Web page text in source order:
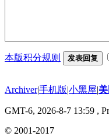
本版积分规则 发表回复
Archiver|手机版|小黑屋|
GMT-6, 2026-8-7 13:59 ,
© 2001-2017